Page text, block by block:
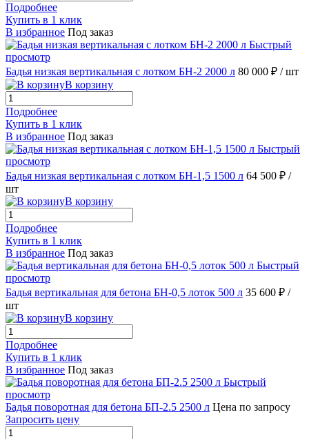
Подробнее
Купить в 1 клик
В избранное Под заказ
Быстрый
просмотр
Бадья низкая вертикальная с лотком БН-2 2000 л 80 000 ₽ / шт
В корзину
Подробнее
Купить в 1 клик
В избранное Под заказ
Быстрый
просмотр
Бадья низкая вертикальная с лотком БН-1,5 1500 л 64 500 ₽ /
шт
В корзину
Подробнее
Купить в 1 клик
В избранное Под заказ
Быстрый
просмотр
Бадья вертикальная для бетона БН-0,5 лоток 500 л 35 600 ₽ /
шт
В корзину
Подробнее
Купить в 1 клик
В избранное Под заказ
Быстрый
просмотр
Бадья поворотная для бетона БП-2.5 2500 л Цена по запросу
Запросить цену